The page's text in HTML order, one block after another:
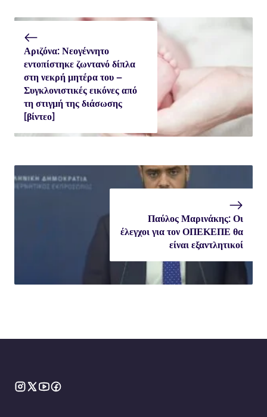
Αριζόνα: Νεογέννητο
εντοπίστηκε ζωντανό δίπλα
στη νεκρή μητέρα του –
Συγκλονιστικές εικόνες από
τη στιγμή της διάσωσης
[βίντεο]
Παύλος Μαρινάκης: Οι
έλεγχοι για τον ΟΠΕΚΕΠΕ θα
είναι εξαντλητικοί